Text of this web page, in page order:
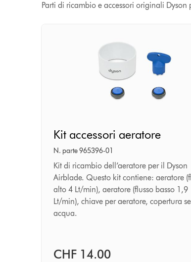
Parti di ricambio e accessori originali
accessori
aeratore
Kit accessori aeratore
N. parte 965396-01
Kit di ricambio dell’aeratore per il Dyson
Airblade. Questo kit contiene: aeratore
alto 4 Lt/min), aeratore (flusso basso 1,9
Lt/min), chiave per aeratore, copertura
acqua.
CHF 14.00